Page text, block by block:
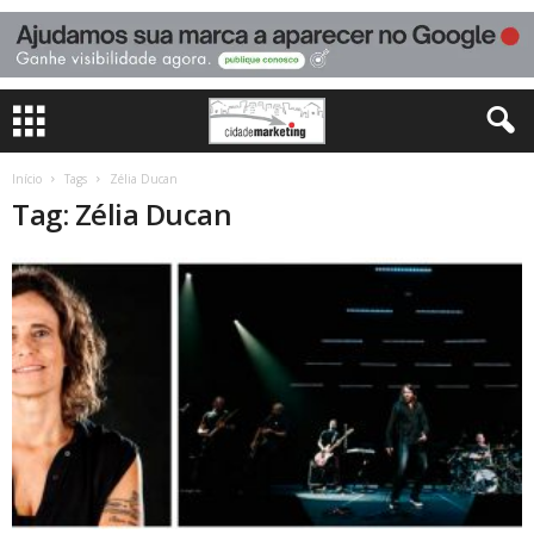
Início Tags Zélia Ducan
Tag: Zélia Ducan